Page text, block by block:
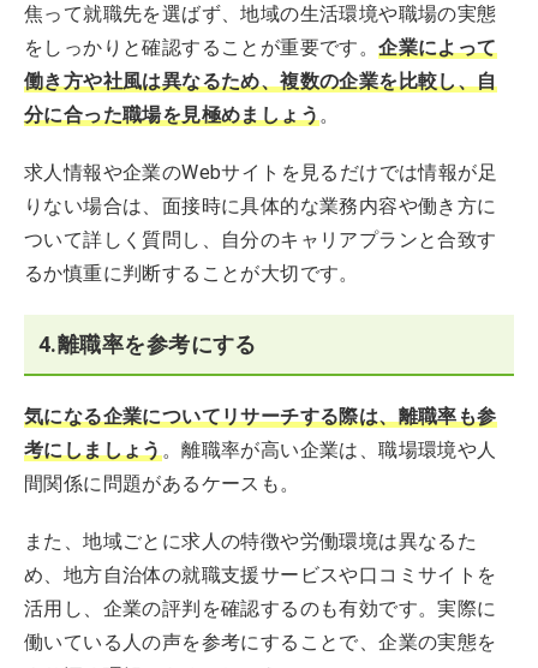
焦って就職先を選ばず、地域の生活環境や職場の実態
をしっかりと確認することが重要です。企業によって
働き方や社風は異なるため、複数の企業を比較し、自
分に合った職場を見極めましょう。
求人情報や企業のWebサイトを見るだけでは情報が足
りない場合は、面接時に具体的な業務内容や働き方に
ついて詳しく質問し、自分のキャリアプランと合致す
るか慎重に判断することが大切です。
4.離職率を参考にする
気になる企業についてリサーチする際は、離職率も参
考にしましょう。離職率が高い企業は、職場環境や人
間関係に問題があるケースも。
また、地域ごとに求人の特徴や労働環境は異なるた
め、地方自治体の就職支援サービスや口コミサイトを
活用し、企業の評判を確認するのも有効です。実際に
働いている人の声を参考にすることで、企業の実態を